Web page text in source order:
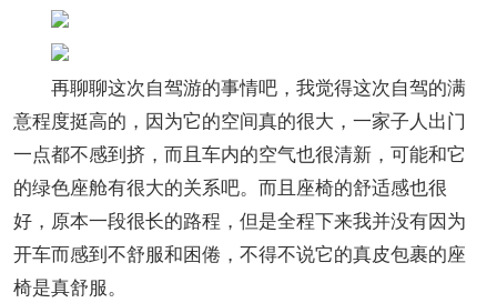
再聊聊这次自驾游的事情吧，我觉得这次自驾的满
意程度挺高的，因为它的空间真的很大，一家子人出门
一点都不感到挤，而且车内的空气也很清新，可能和它
的绿色座舱有很大的关系吧。而且座椅的舒适感也很
好，原本一段很长的路程，但是全程下来我并没有因为
开车而感到不舒服和困倦，不得不说它的真皮包裹的座
椅是真舒服。